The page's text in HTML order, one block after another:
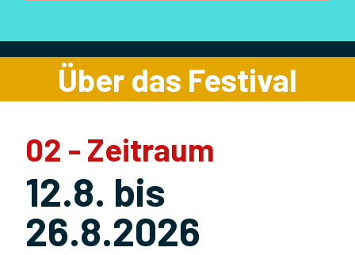
Über das Festival
02 - Zeitraum
12.8. bis
26.8.2026